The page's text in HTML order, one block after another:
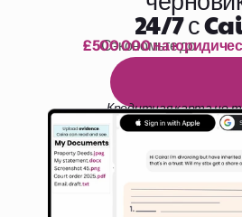
24/7 с
1 000
Сэкономьте до
£500 000 на
ы
Кредитная карта не